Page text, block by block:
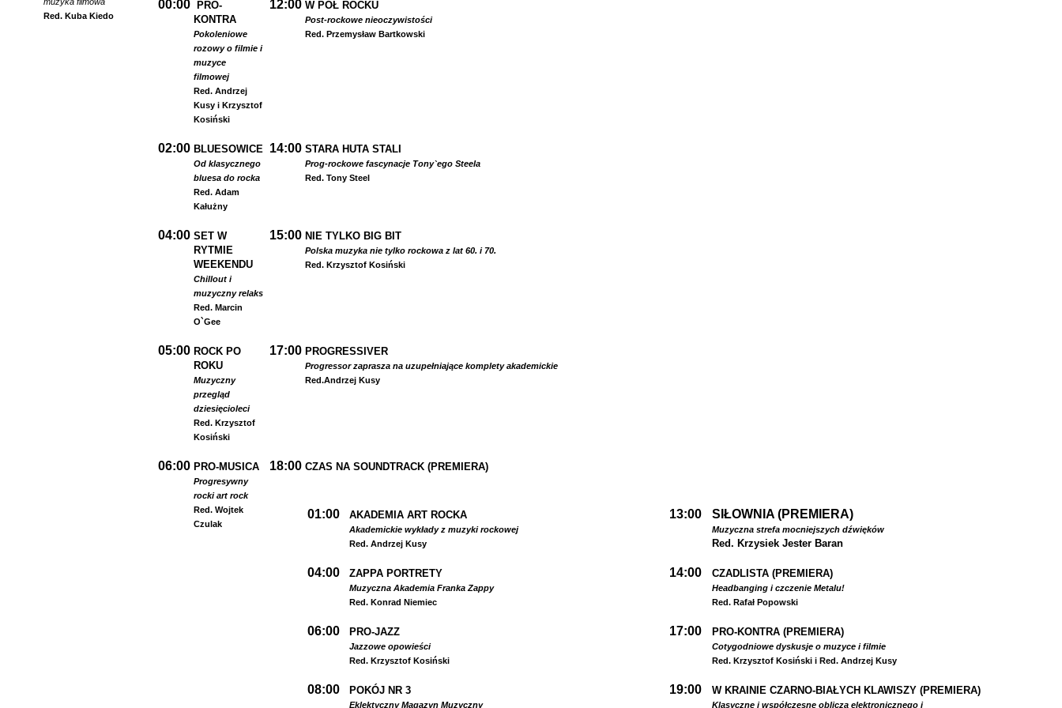
Red. Kuba Kiedo
00:00
PRO-
KONTRA
Pokoleniowe
rozowy o filmie i
muzyce
filmowej
Red. Andrzej
Kusy i Krzysztof
Kosiński
12:00 W PÓŁ ROCKU
Post-rockowe nieoczywistości
Red. Przemysław Bartkowski
02:00 BLUESOWICE
Od klasycznego
bluesa do rocka
Red. Adam
Kałużny
14:00 STARA HUTA STALI
Prog-rockowe fascynacje Tony`ego Steela
Red. Tony Steel
04:00 SET W
RYTMIE
WEEKENDU
Chillout i
muzyczny relaks
Red. Marcin
O`Gee
15:00 NIE TYLKO BIG BIT
Polska muzyka nie tylko rockowa z lat 60. i 70.
Red. Krzysztof Kosiński
05:00 ROCK PO
ROKU
Muzyczny
przegląd
dziesięcioleci
Red. Krzysztof
Kosiński
17:00 PROGRESSIVER
Progressor zaprasza na uzupełniające komplety akademickie
Red.Andrzej Kusy
06:00 PRO-MUSICA
Progresywny
rocki art rock
Red. Wojtek
Czulak
18:00 CZAS NA SOUNDTRACK (PREMIERA)
01:00 AKADEMIA ART ROCKA
Akademickie wykłady z muzyki rockowej
Red. Andrzej Kusy
13:00 SIŁOWNIA (PREMIERA)
Muzyczna strefa mocniejszych dźwięków
Red. Krzysiek Jester Baran
04:00 ZAPPA PORTRETY
Muzyczna Akademia Franka Zappy
Red. Konrad Niemiec
14:00 CZADLISTA (PREMIERA)
Headbanging i czczenie Metalu!
Red. Rafał Popowski
06:00 PRO-JAZZ
Jazzowe opowieści
Red. Krzysztof Kosiński
17:00 PRO-KONTRA (PREMIERA)
Cotygodniowe dyskusje o muzyce i filmie
Red. Krzysztof Kosiński i Red. Andrzej Kusy
08:00 POKÓJ NR 3
Eklektyczny Magazyn Muzyczny
19:00 W KRAINIE CZARNO-BIAŁYCH KLAWISZY (PREMIERA)
Klasyczne i współczesne oblicza elektronicznego i